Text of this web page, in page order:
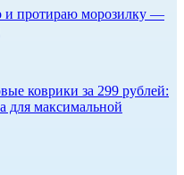
и протираю морозилку —
коврики за 299 рублей:
для максимальной